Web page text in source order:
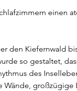
einen
den Kiefernwald
so gestaltet,
des
Wände, großzügige